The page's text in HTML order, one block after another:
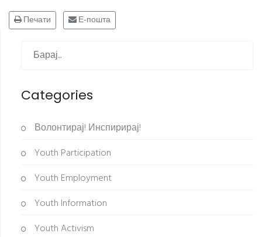
Печати Е-пошта
Categories
Волонтирај! Инспирирај!
Youth Participation
Youth Employment
Youth Information
Youth Activism